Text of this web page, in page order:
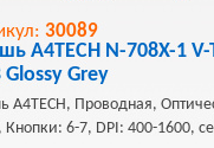
30089
A4TECH N-708X-1 V-
Glossy Grey
A4TECH, Проводная,
Кнопки: 6-7, DPI: 400-1600,